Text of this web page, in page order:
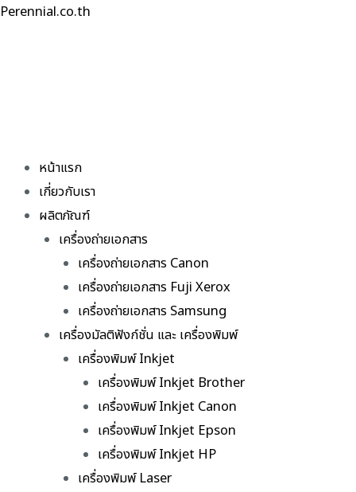
Skip
Perennial.co.th
หน้าแรก
เกี่ยวกับเรา
ผลิตภัณฑ์
เครื่องถ่ายเอกสาร
เครื่องถ่ายเอกสาร Canon
เครื่องถ่ายเอกสาร Fuji Xerox
เครื่องถ่ายเอกสาร Samsung
เครื่องมัลติฟังก์ชั่น และ เครื่องพิมพ์
เครื่องพิมพ์ Inkjet
เครื่องพิมพ์ Inkjet Brother
เครื่องพิมพ์ Inkjet Canon
เครื่องพิมพ์ Inkjet Epson
เครื่องพิมพ์ Inkjet HP
เครื่องพิมพ์ Laser